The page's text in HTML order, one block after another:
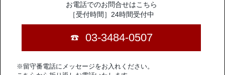
お電話でのお問合せはこちら
［受付時間］24時間受付中
03-3484-0507
※留守番電話にメッセージをお入れください。